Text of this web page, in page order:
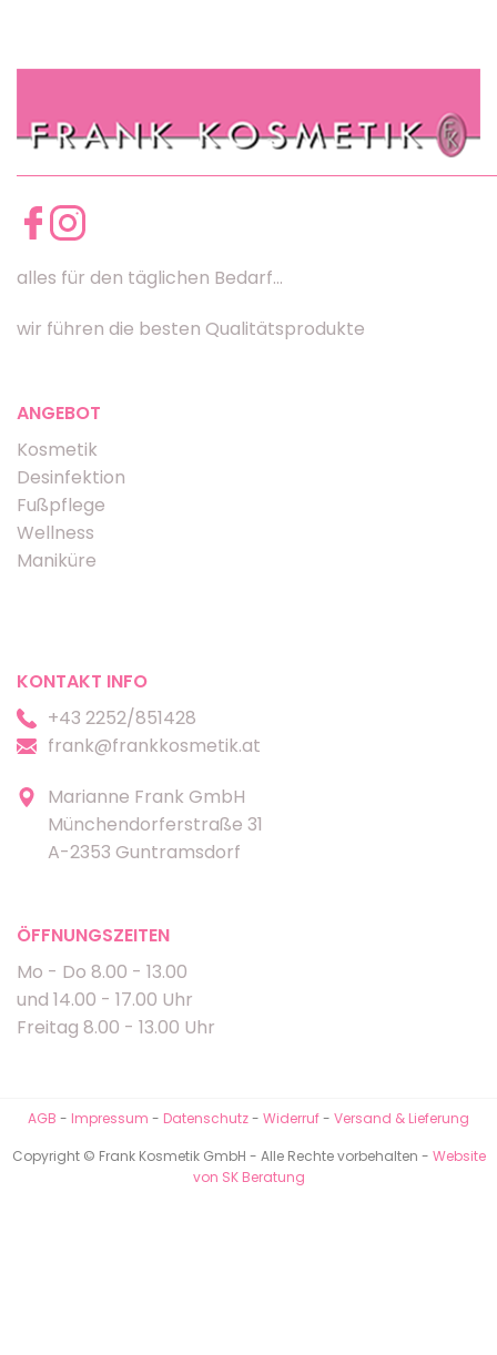
alles für den täglichen Bedarf...
wir führen die besten Qualitätsprodukte
ANGEBOT
Kosmetik
Desinfektion
Fußpflege
Wellness
Maniküre
KONTAKT INFO
+43 2252/851428
frank@frankkosmetik.at
Marianne Frank GmbH
Münchendorferstraße 31
A-2353 Guntramsdorf
ÖFFNUNGSZEITEN
Mo - Do 8.00 - 13.00
und 14.00 - 17.00 Uhr
Freitag 8.00 - 13.00 Uhr
AGB - Impressum - Datenschutz- Widerruf- Versand & Lieferung
Copyright © Frank Kosmetik GmbH - Alle Rechte vorbehalten - Website
von SK Beratung